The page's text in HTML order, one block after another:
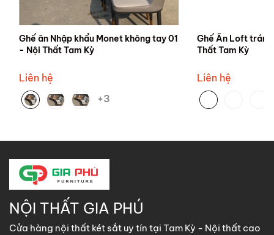
Ghế ăn Nhập khẩu Monet không tay 01
- Nội Thất Tam Kỳ
Liên hệ
+3
Ghế Ăn Loft trám
Thất Tam Kỳ
Liên hệ
NỘI THẤT GIA PHÚ
Cửa hàng nội thất két sắt uy tín tại Tam Kỳ - Nội thất cao